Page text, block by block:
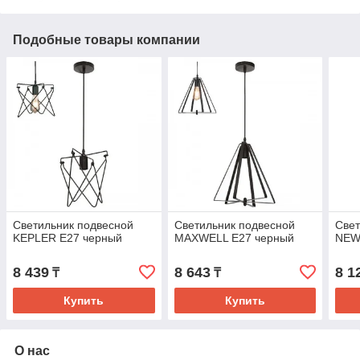
Подобные товары компании
Светильник подвесной
KEPLER Е27 черный
8 439 ₸
Купить
Светильник подвесной
MAXWELL Е27 черный
8 643₸
Купить
8
О нас